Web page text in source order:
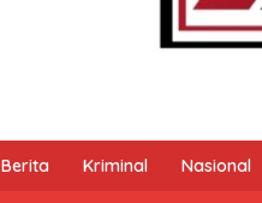
Berita Kriminal Nasional